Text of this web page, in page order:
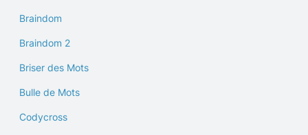
Braindom
Braindom 2
Briser des Mots
Bulle de Mots
Codycross